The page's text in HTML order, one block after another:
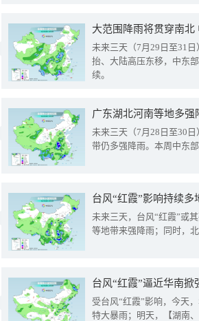
大范围降雨将贯穿南
未来三天（7月29日至31
抬、大陆高压东移，中东
续。
广东湖北河南等地多
未来三天（7月28日至30
带仍多强降雨。本周中东
台风“红霞”影响持续
未来三天，台风“红霞”或
等地带来强降雨；同时，
台风“红霞”逼近华南
受台风“红霞”影响，今天
特大暴雨；明天，【湖南